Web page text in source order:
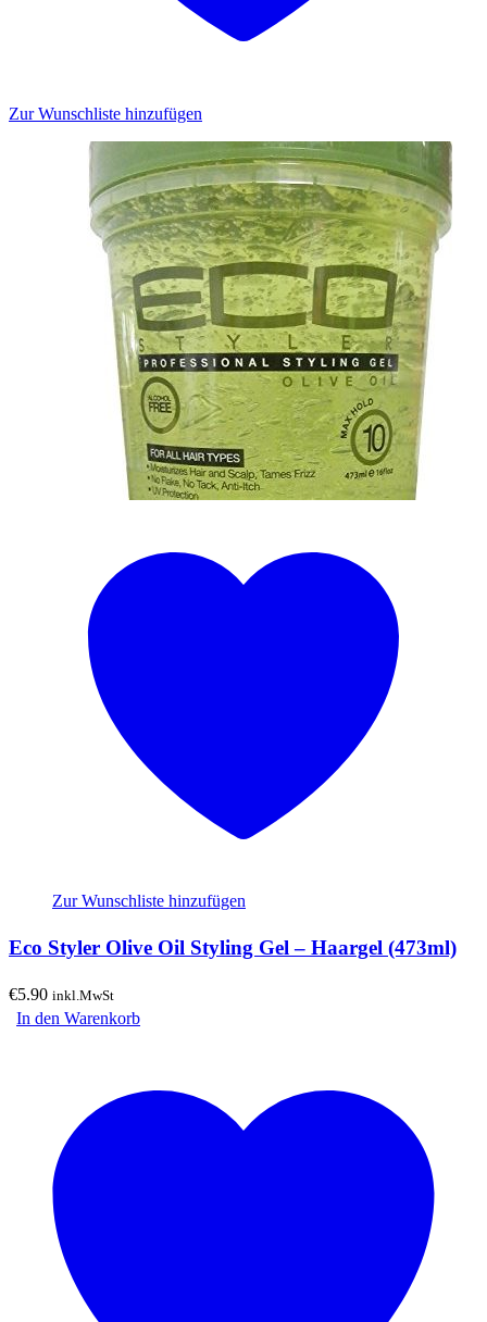
Zur Wunschliste hinzufügen
Zur Wunschliste hinzufügen
Eco Styler Olive Oil Styling Gel – Haargel (473ml)
€5.90 inkl.MwSt
In den Warenkorb